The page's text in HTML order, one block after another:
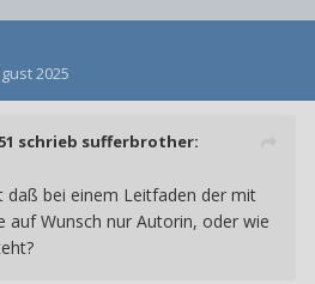
2025
schrieb sufferbrother:
daß bei einem Leitfaden der mit
auf Wunsch nur Autorin, oder wie